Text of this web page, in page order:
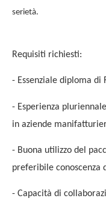
serietà.
Requisiti richiesti:
- Essenziale diploma di
- Esperienza
in aziende
- Buona utilizzo del
preferibile conoscenza
- Capacità di